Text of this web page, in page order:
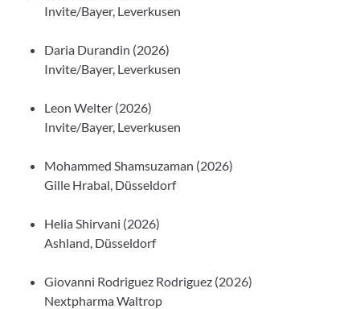
Invite/Bayer, Leverkusen
Daria Durandin (2026)
Invite/Bayer, Leverkusen
Leon Welter (2026)
Invite/Bayer, Leverkusen
Mohammed Shamsuzaman (2026)
Gille Hrabal, Düsseldorf
Helia Shirvani (2026)
Ashland, Düsseldorf
Giovanni Rodriguez Rodriguez (2026)
Nextpharma Waltrop